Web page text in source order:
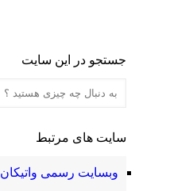
جستجو در این سایت
سایت های مرتبط
وبسایت رسمی واتیکان